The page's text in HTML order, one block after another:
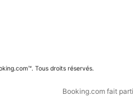
Tous droits réservés.
Booking.com fait